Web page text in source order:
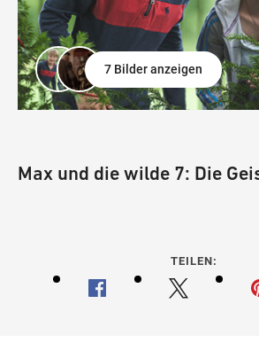
7 Bilder anzeigen
Max und die wilde 7: Die
TEILEN: